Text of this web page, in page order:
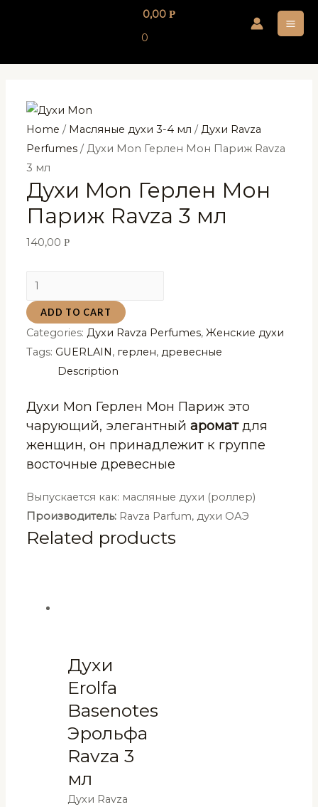
0,00 Р
0
Home / Масляные духи 3-4 мл /Духи Ravza
Perfumes / Духи Mon Герлен Мон Париж Ravza
3 мл
Духи Mon Герлен Мон
Париж Ravza 3 мл
140,00Р
Духи
Mon
Герлен
Мон
Париж
мл
quantity
ADD TO CART
Categories:Духи Ravza Perfumes,Женские духи
Tags: GUERLAIN, герлен,древесные
Description
Духи Mon Герлен Мон Париж это
чарующий, элегантныйароматдля
женщин, он принадлежит к группе
восточные древесные
Выпускается как: масляные духи (роллер)
Производитель: Ravza Parfum, духи ОАЭ
Related products
Духи
Erolfa
Basenotes
Эрольфа
Ravza 3
мл
Духи Ravza